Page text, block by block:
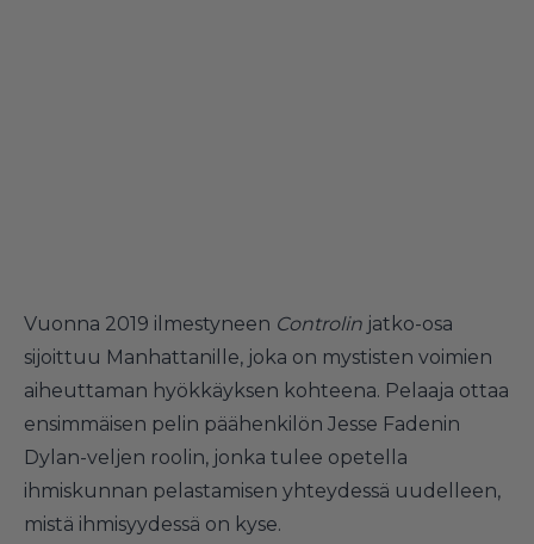
Vuonna 2019 ilmestyneen Controlin jatko-osa
sijoittuu Manhattanille, joka on mystisten voimien
aiheuttaman hyökkäyksen kohteena. Pelaaja ottaa
ensimmäisen pelin päähenkilön Jesse Fadenin
Dylan-veljen roolin, jonka tulee opetella
ihmiskunnan pelastamisen yhteydessä uudelleen,
mistä ihmisyydessä on kyse.